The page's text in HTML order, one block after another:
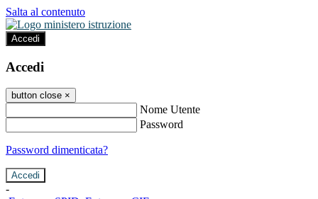
Salta al contenuto
Accedi
Accedi
button close ×
Nome Utente
Password
Password dimenticata?
-